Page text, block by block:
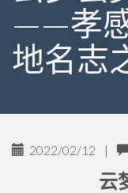
——孝
地名志
2022/02/12 |
云梦县